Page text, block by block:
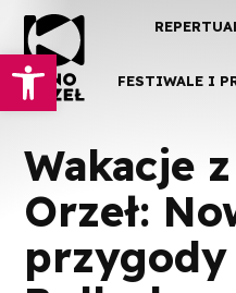
OtwórzFESTIWALE I
Wakacje
Orzeł: